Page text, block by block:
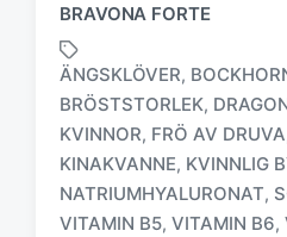
BRAVONA FORTE
ä
r
k
ÄNGSKLÖVER,
BRÖSTSTORLEK,
KVINNOR, FRÖ AV DRUVA
KINAKVANNE, KVINNLIG
NATRIUMHYALURONAT,
VITAMIN B5, VITAMIN B6,